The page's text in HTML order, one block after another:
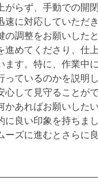
がらず、手動での開
速に対応していただ
の調整をお願いしたと
進めてくださり、仕
ます。特に、作業中
っているのかを説明
心して見守ることが
かあればお願いした
に良い印象を持ちまし
ーズに進むとさらに